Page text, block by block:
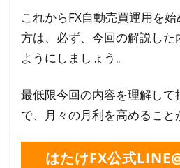
これからFX自動売買運用を
方は、必ず、今回の解説した
ようにしましょう。
最低限今回の内容を理解して
で、月々の月利を高めること
はたけFX公式